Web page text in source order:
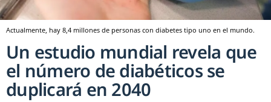
Actualmente, hay 8,4 millones de personas con diabetes tipo uno en el mundo.
Un estudio mundial revela que
el número de diabéticos se
duplicará en 2040